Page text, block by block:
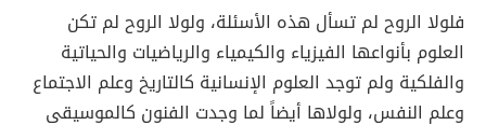
فلولا الروح لم تسأل هذه الأسئلة، ولولا الروح لم تكن
العلوم بأنواعها الفيزياء والكيمياء والرياضيات والحياتية
والفلكية ولم توجد العلوم الإنسانية كالتاريخ وعلم الاجتماع
وعلم النفس، ولولاها أيضاً لما وجدت الفنون كالموسيقى